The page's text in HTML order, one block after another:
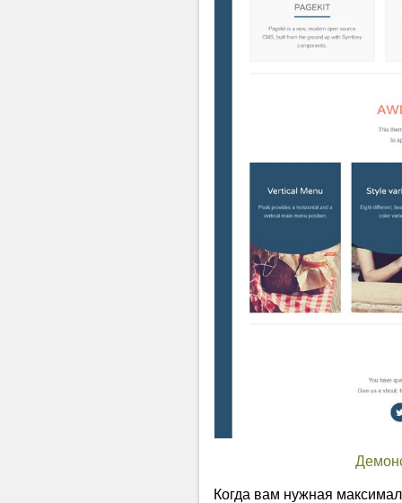
Когда вам нужная